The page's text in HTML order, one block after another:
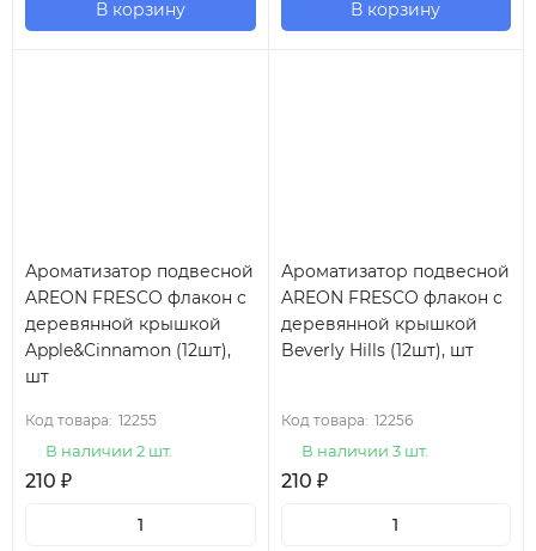
В корзину В корзину
Ароматизатор подвесной
AREON FRESCO флакон с
деревянной крышкой
Apple&Cinnamon (12шт),
шт
Код товара: 12255
В наличии 2 шт.
210 ₽
Ароматизатор подвесной
AREON FRESCO флакон с
деревянной крышкой
Beverly Hills (12шт), шт
Код товара: 12256
В наличии 3 шт.
210 ₽